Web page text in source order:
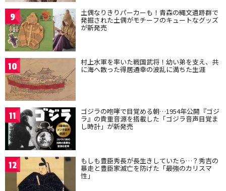
9 土偶なりきりパーカーも！青森の縄文遺跡群で
発掘された土偶がモチーフのキュートなグッズ
が新発売
10 村上水軍を率いた戦国武将！幼い弟を支え、共
に海へ散った得居通幸の波乱に満ちた生涯
11 ゴジラの咆哮で目覚める朝…1954年公開『ゴジ
ラ』の貴重音源を搭載した「ゴジラ音声目覚ま
し時計」が新発売
12 もしも豊臣秀長が長生きしていたら…？秀吉の
暴走と豊臣家滅亡を防げた「最強のカリスマ
性」